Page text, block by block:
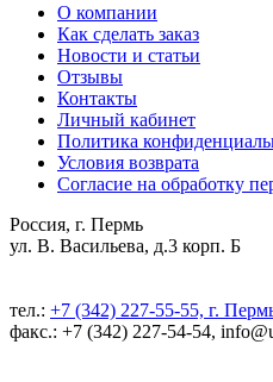
О компании
Как сделать заказ
Новости и статьи
Отзывы
Контакты
Личный кабинет
Политика
Условия возврата
Согласие на обработку
Россия, г. Пермь
ул. В. Васильева, д.3 корп. Б
тел.: +7 (342) 227-55-55, г.
факс.: +7 (342) 227-54-54,